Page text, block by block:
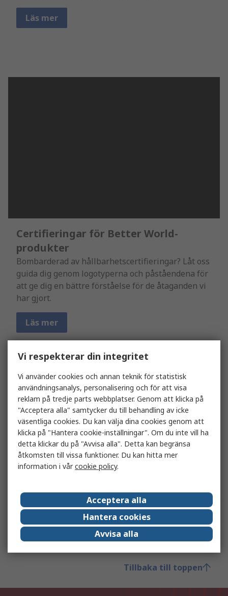
Läs mer
Certifieringar för Better World-
produkter
Bombarderad av hållbarhetscertifieringar? Låt oss
guida dig genom logotyperna och påståendena för
att ge dig en bättre förståelse för de åtaganden vi
har gjort.
Läs mer
Better World-produkter förklarade
Se vår video för att ta reda på mer om hur vi har
utökat vårt Better World-produktramverk
Tillbaka till toppen
Vi respekterar din integritet
Vi använder cookies och annan teknik för statistisk
användningsanalys, personalisering och för att visa
reklam på tredje parts webbplatser. Genom att klicka på
"Acceptera alla" samtycker du till behandling av icke
väsentliga cookies. Du kan välja dina cookies genom att
klicka på "Hantera cookie-inställningar". Om du inte vill ha
detta klickar du på "Avvisa alla". Detta kan begränsa
åtkomsten till vissa funktioner. Du kan hitta mer
information i vårcookie policy.
Acceptera alla
Hantera cookies
Avvisa alla